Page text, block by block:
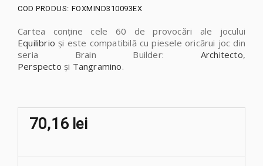
COD PRODUS: FOXMIND310093EX
Cartea conține cele 60 de provocări ale jocului
Equilibrio și este compatibilă cu piesele oricărui joc din
seria Brain Builder: Architecto,
Perspecto și Tangramino.
70,16 lei